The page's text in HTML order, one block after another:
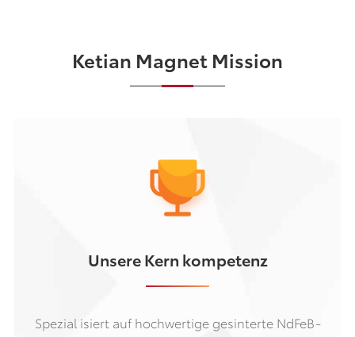
Ketian Magnet Mission
Unsere Kern kompetenz
Spezial isiert auf hochwertige gesinterte NdFeB-